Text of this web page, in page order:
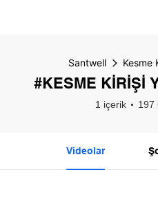
Santwell Kesme
#KESME KIRIŞI
1 içerik 197
Videolar